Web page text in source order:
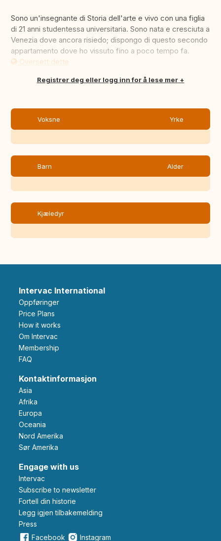
Sono un'insegnante di Storia dell'arte e vivo con una figlia
di 21 anni studentessa universitaria. Sono nata e cresciuta a
Venezia dove ancora risiedo; dispongo di questo secondo
appartamento dove ho vissuto fino a poco tempo fa.
Oversett dette
Registrer deg eller logg inn for å lese mer
Voksne Yrke
Barn Alder
Kjæledyr
Intervac International
Oppføringer
Price Plans
How it works
Om Intervac
Membership
FAQ
Kontaktinformasjon
Asia
Afrika
Europa
Oceania
Nord Amerika
Sør Amerika
Engage with us
Intervac
Subscribe to newsletter
Fortell din historie
Legg igjen tilbakemelding
Press
Facebook
Instagram